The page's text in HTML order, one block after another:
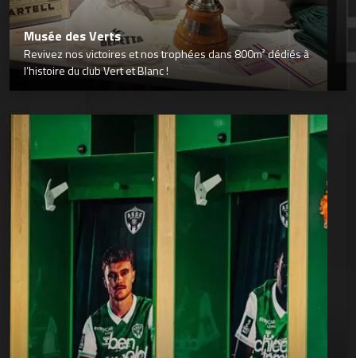
Musée des Verts
Revivez nos victoires et nos trophées dans 800m² dédiés à
l’histoire du club Vert et Blanc !